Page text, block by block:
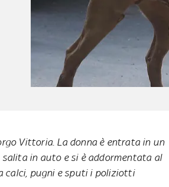
Vittoria. La donna è entrata in un
in auto e si è addormentata al
calci, pugni e sputi i poliziotti